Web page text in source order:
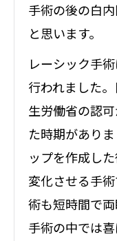
手術の後の白
と思います。
レーシック手
行われました
生労働省の認
た時期があり
ップを作成し
変化させる手
術も短時間で
手術の中では